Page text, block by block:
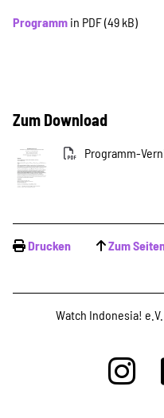
Programm in PDF (49 kB)
Zum Download
Programm-
Drucken Zum
Watch Indonesia!